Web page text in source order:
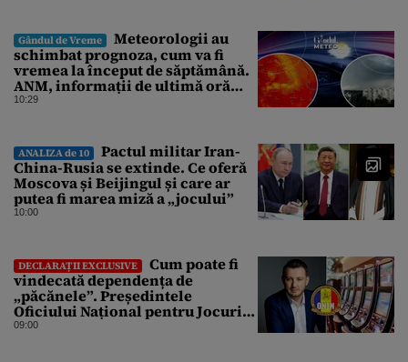
Gândul de Vreme
Meteorologii au
schimbat prognoza, cum va fi
vremea la început de săptămână.
ANM, informații de ultimă oră
pentru Gândul
10:29
ANALIZA de 10
Pactul militar Iran-
China-Rusia se extinde. Ce oferă
Moscova și Beijingul și care ar
putea fi marea miză a „jocului”
10:00
DECLARAȚII EXCLUSIVE
Cum poate fi
vindecată dependența de
„păcănele”. Președintele
Oficiului Național pentru Jocuri
de Noroc propune o ordonanță de
09:00